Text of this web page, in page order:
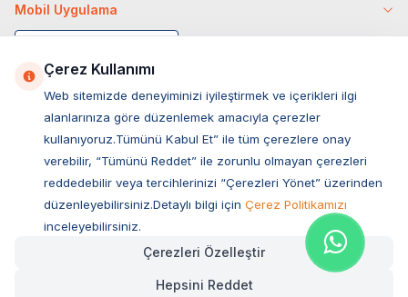
Mobil Uygulama
Müşteri Hizmetleri
Sıkça Sorulan Sorular
Çerez Kullanımı
Web sitemizde deneyiminizi iyileştirmek ve içerikleri ilgi
alanlarınıza göre düzenlemek amacıyla çerezler
kullanıyoruz.Tümünü Kabul Et” ile tüm çerezlere onay
verebilir, “Tümünü Reddet” ile zorunlu olmayan çerezleri
reddedebilir veya tercihlerinizi “Çerezleri Yönet” üzerinden
düzenleyebilirsiniz.Detaylı bilgi için Çerez Politikamızı
inceleyebilirsiniz.
Çerezleri Özelleştir
Hepsini Reddet